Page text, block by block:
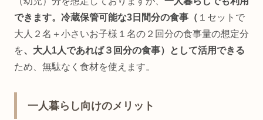
できます。冷蔵保管可能な3日間分の食事（ １セットで
大人２名＋小さいお子様１名の２回分の食事量の想定分
を、大人1人であれば３回分の食事）として活用できる
ため、無駄なく食材を使えます。
一人暮らし向けのメリット